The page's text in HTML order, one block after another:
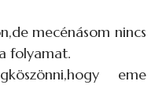
mecénásom nincs
folyamat.
eme